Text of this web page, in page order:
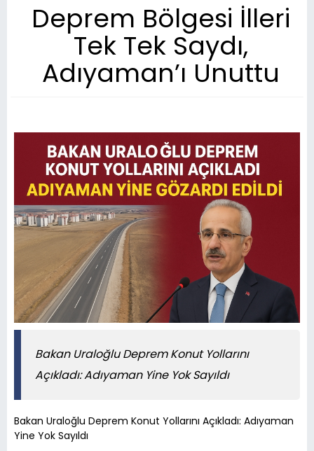
Deprem Bölgesi İlleri
Tek Tek Saydı,
Adıyaman’ı Unuttu
Bakan Uraloğlu Deprem Konut Yollarını
Açıkladı: Adıyaman Yine Yok Sayıldı
Bakan Uraloğlu Deprem Konut Yollarını Açıkladı: Adıyaman
Yine Yok Sayıldı